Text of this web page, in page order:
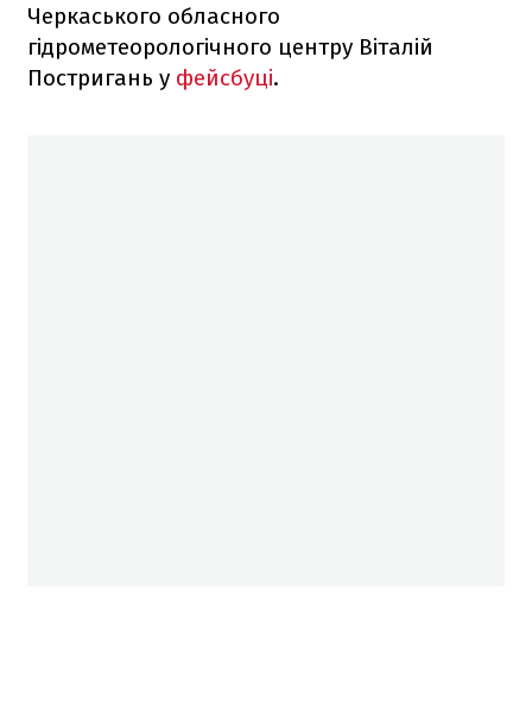
Черкаського обласного
гідрометеорологічного центру Віталій
Постригань у фейсбуці.